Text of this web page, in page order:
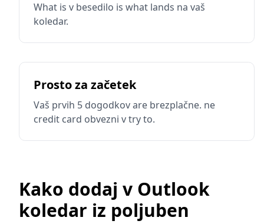
What is v besedilo is what lands na vaš
koledar.
Prosto za začetek
Vaš prvih 5 dogodkov are brezplačne. ne
credit card obvezni v try to.
Kako dodaj v Outlook
koledar iz poljuben